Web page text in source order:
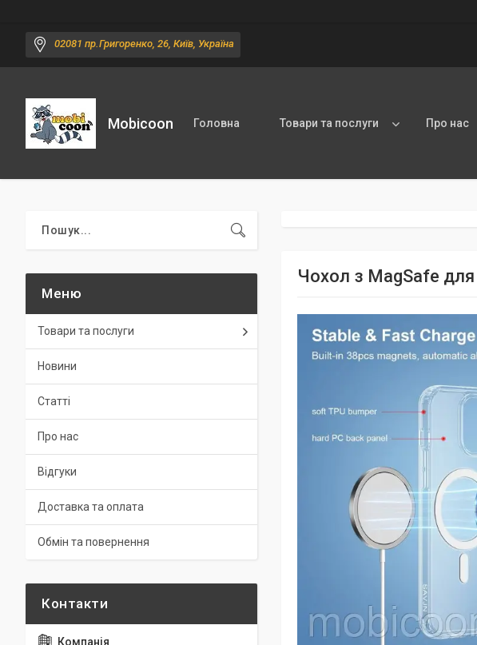
02081 пр.Григоренко, 26, Київ, Україна
Mobicoon Головна Товари та послуги Про нас
Чохол з MagSafe для
Товари та послуги
Новини
Статті
Про нас
Відгуки
Доставка та оплата
Обмін та повернення